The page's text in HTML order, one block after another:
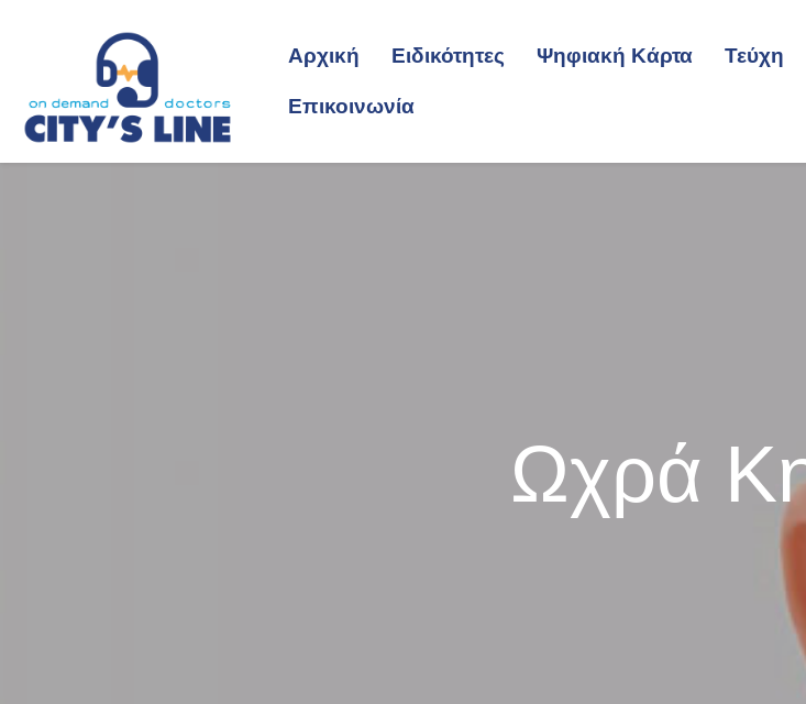
Αρχική Ειδικότητες Ψηφιακή Κάρτα Τεύχη
Επικοινωνία
Ωχρά